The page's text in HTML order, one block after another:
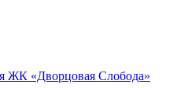
ЖК «Дворцовая Слобода»